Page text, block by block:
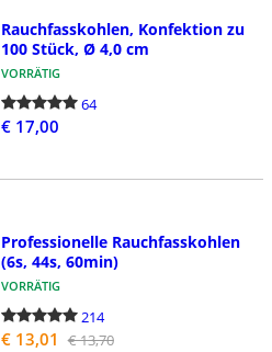
Rauchfasskohlen, Konfektion zu
100 Stück, Ø 4,0 cm
VORRÄTIG
64
€ 17,00
Professionelle Rauchfasskohlen
(6s, 44s, 60min)
VORRÄTIG
214
€ 13,01 € 13,70